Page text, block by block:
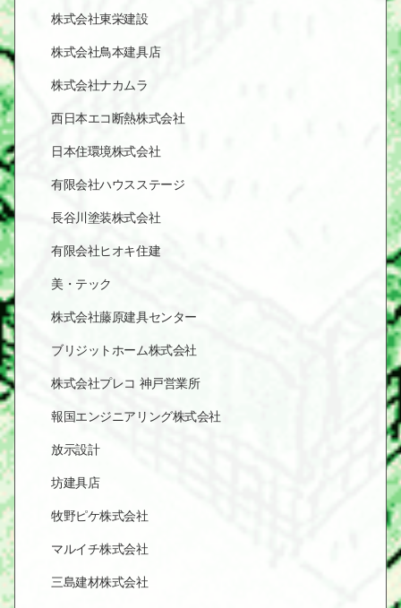
株式会社東栄建設
株式会社鳥本建具店
株式会社ナカムラ
西日本エコ断熱株式会社
日本住環境株式会社
有限会社ハウスステージ
長谷川塗装株式会社
有限会社ヒオキ住建
美・テック
株式会社藤原建具センター
ブリジットホーム株式会社
株式会社プレコ 神戸営業所
報国エンジニアリング株式会社
放示設計
坊建具店
牧野ピケ株式会社
マルイチ株式会社
三島建材株式会社